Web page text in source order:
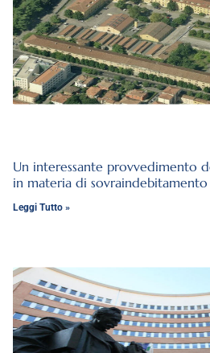
Un interessante provvedimento
in materia di sovraindebitamento
Leggi Tutto »